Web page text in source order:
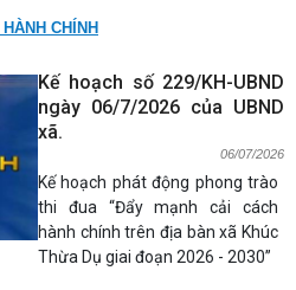
CHÍNH
Kế hoạch số 229/KH-UBND
ngày 06/7/2026 của UBND
xã.
06/07/2026
Kế hoạch phát động phong trào
thi đua “Đẩy mạnh cải cách
hành chính trên địa bàn xã Khúc
Thừa Dụ giai đoạn 2026 - 2030”